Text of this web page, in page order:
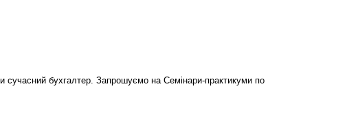
сучасний бухгалтер. Запрошуємо на Семінари-практикуми по